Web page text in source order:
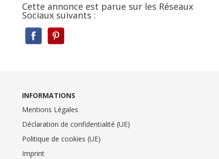
Cette annonce est parue sur les Réseaux
Sociaux suivants :
INFORMATIONS
Mentions Légales
Déclaration de confidentialité (UE)
Politique de cookies (UE)
Imprint